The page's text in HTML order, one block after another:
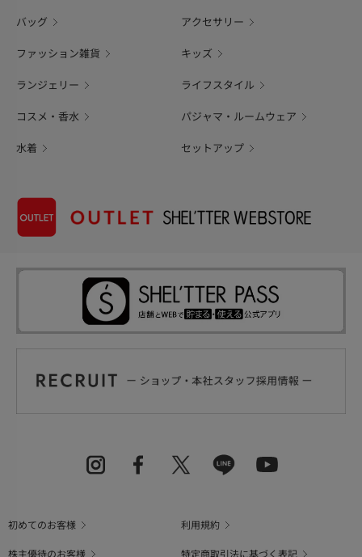
バッグ アクセサリー
ファッション雑貨 キッズ
ランジェリー ライフスタイル
コスメ・香水 パジャマ・ルームウェア
水着 セットアップ
初めてのお客様
利用規約